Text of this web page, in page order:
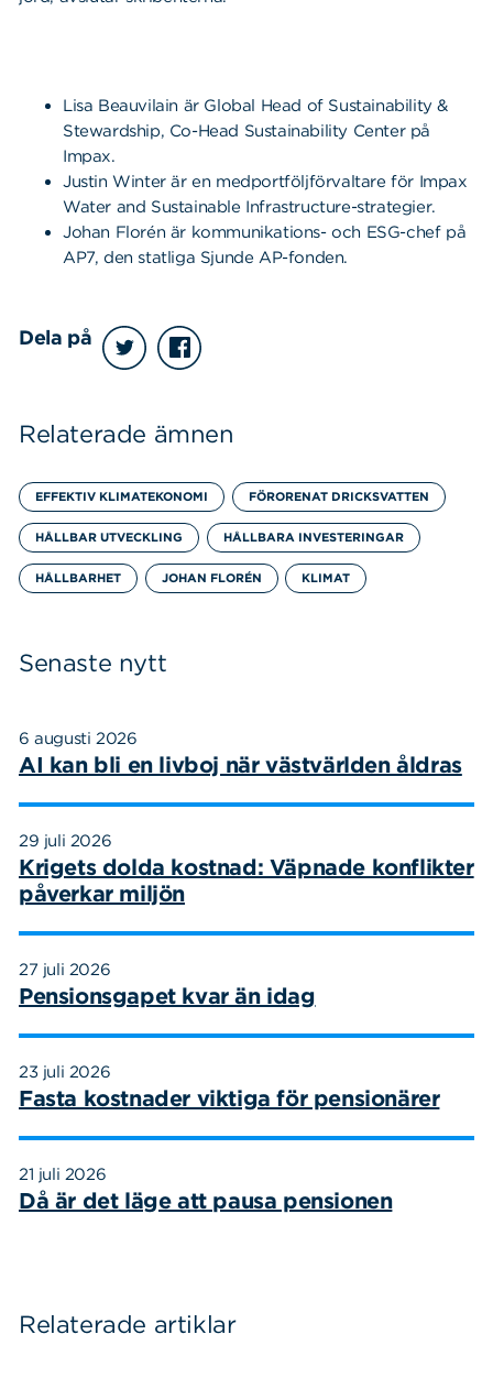
Lisa Beauvilain är Global Head of Sustainability &
Stewardship, Co-Head Sustainability Center på
Impax.
Justin Winter är en medportföljförvaltare för Impax
Water and Sustainable Infrastructure-strategier.
Johan Florén är kommunikations- och ESG-chef på
AP7, den statliga Sjunde AP-fonden.
Dela på
Relaterade ämnen
EFFEKTIV KLIMATEKONOMI FÖRORENAT DRICKSVATTEN
HÅLLBAR UTVECKLING HÅLLBARA INVESTERINGAR
HÅLLBARHET JOHAN FLORÉN KLIMAT
Senaste nytt
6 augusti 2026
AI kan bli en livboj när västvärlden åldras
29 juli 2026
Krigets dolda kostnad: Väpnade konflikter
påverkar miljön
27 juli 2026
Pensionsgapet kvar än idag
23 juli 2026
Fasta kostnader viktiga för pensionärer
21 juli 2026
Då är det läge att pausa pensionen
Relaterade artiklar